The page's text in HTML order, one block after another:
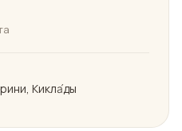
Кикла́ды